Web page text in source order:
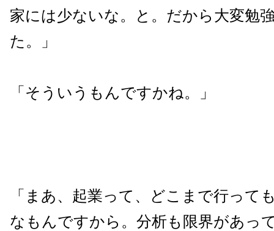
家には少ないな。と。だから大変勉
た。」
「そういうもんですかね。」
「まあ、起業って、どこまで行って
なもんですから。分析も限界があっ